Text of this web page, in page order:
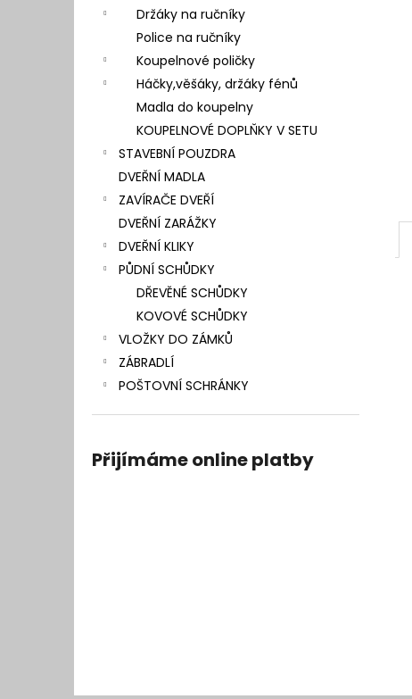
Držáky na ručníky
Police na ručníky
Koupelnové poličky
Háčky,věšáky, držáky fénů
Madla do koupelny
KOUPELNOVÉ DOPLŇKY V SETU
STAVEBNÍ POUZDRA
DVEŘNÍ MADLA
ZAVÍRAČE DVEŘÍ
DVEŘNÍ ZARÁŽKY
DVEŘNÍ KLIKY
PŮDNÍ SCHŮDKY
DŘEVĚNÉ SCHŮDKY
KOVOVÉ SCHŮDKY
VLOŽKY DO ZÁMKŮ
ZÁBRADLÍ
POŠTOVNÍ SCHRÁNKY
Přijímáme online platby